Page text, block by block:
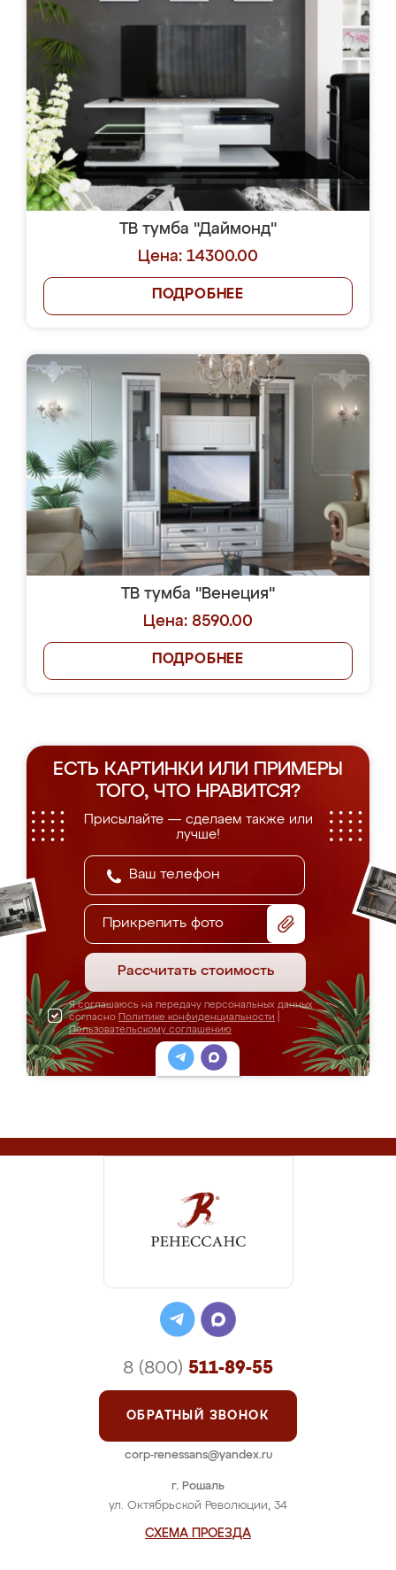
ТВ тумба "Даймонд"
Цена: 14300.00
ПОДРОБНЕЕ
ТВ тумба "Венеция"
Цена: 8590.00
ПОДРОБНЕЕ
ЕСТЬ КАРТИНКИ ИЛИ ПРИМЕРЫ
ТОГО, ЧТО НРАВИТСЯ?
Присылайте — сделаем также или
лучше!
Прикрепить фото
Рассчитать стоимость
Я соглашаюсь на передачу персональных данных
согласно Политике конфиденциальности
Пользовательскому соглашению
г. Рошаль
ул. Октябрьской Революции, 34
СХЕМА ПРОЕЗДА
8 (800) 511-89-55
ОБРАТНЫЙ ЗВОНОК
corp-renessans@yandex.ru